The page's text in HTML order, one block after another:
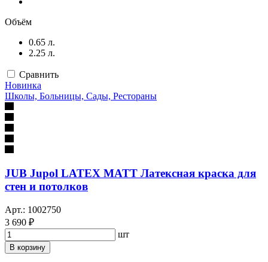
Объём
0.65 л.
2.25 л.
Сравнить
Новинка
Школы, Больницы, Сады, Рестораны
JUB Jupol LATEX MATT Латексная краска для
стен и потолков
Арт.: 1002750
3 690 ₽
шт
В корзину